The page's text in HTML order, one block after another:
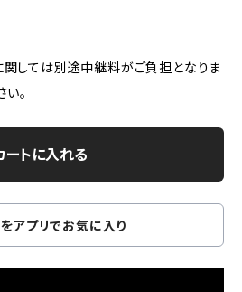
しては別途中継料がご負担となりま
。
ートに入れる
アプリでお気に入り